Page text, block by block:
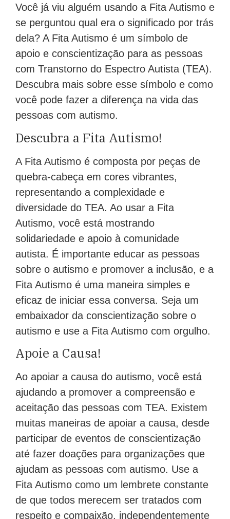
Você já viu alguém usando a Fita Autismo e
se perguntou qual era o significado por trás
dela? A Fita Autismo é um símbolo de
apoio e conscientização para as pessoas
com Transtorno do Espectro Autista (TEA).
Descubra mais sobre esse símbolo e como
você pode fazer a diferença na vida das
pessoas com autismo.
Descubra a Fita Autismo!
A Fita Autismo é composta por peças de
quebra-cabeça em cores vibrantes,
representando a complexidade e
diversidade do TEA. Ao usar a Fita
Autismo, você está mostrando
solidariedade e apoio à comunidade
autista. É importante educar as pessoas
sobre o autismo e promover a inclusão, e a
Fita Autismo é uma maneira simples e
eficaz de iniciar essa conversa. Seja um
embaixador da conscientização sobre o
autismo e use a Fita Autismo com orgulho.
Apoie a Causa!
Ao apoiar a causa do autismo, você está
ajudando a promover a compreensão e
aceitação das pessoas com TEA. Existem
muitas maneiras de apoiar a causa, desde
participar de eventos de conscientização
até fazer doações para organizações que
ajudam as pessoas com autismo. Use a
Fita Autismo como um lembrete constante
de que todos merecem ser tratados com
respeito e compaixão, independentemente